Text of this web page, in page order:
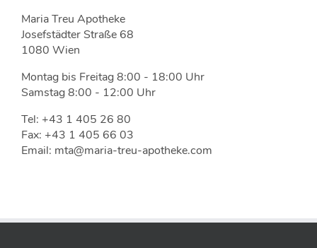
Maria Treu Apotheke
Josefstädter Straße 68
1080 Wien
Montag bis Freitag 8:00 - 18:00 Uhr
Samstag 8:00 - 12:00 Uhr
Tel: +43 1 405 26 80
Fax: +43 1 405 66 03
Email: mta@maria-treu-apotheke.com